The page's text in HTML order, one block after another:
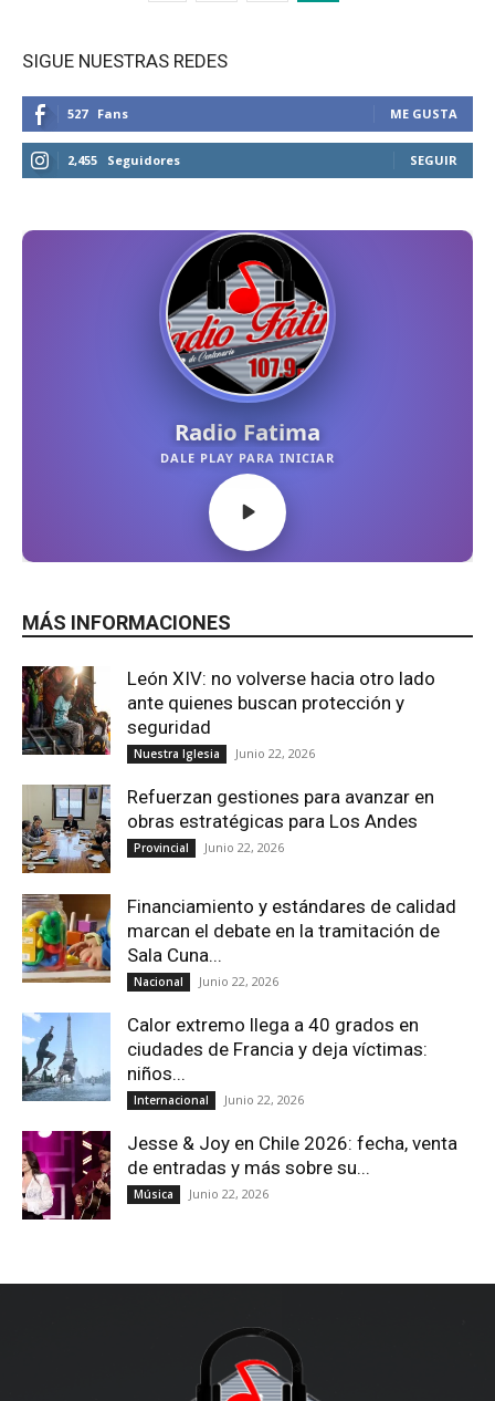
SIGUE NUESTRAS REDES
527 Fans ME GUSTA
2,455 Seguidores SEGUIR
MÁS INFORMACIONES
León XIV: no volverse hacia otro lado
ante quienes buscan protección y
seguridad
Nuestra Iglesia Junio 22, 2026
Refuerzan gestiones para avanzar en
obras estratégicas para Los Andes
Provincial Junio 22, 2026
Financiamiento y estándares de calidad
marcan el debate en la tramitación de
Sala Cuna...
Nacional Junio 22, 2026
Calor extremo llega a 40 grados en
ciudades de Francia y deja víctimas:
niños...
Internacional Junio 22, 2026
Jesse & Joy en Chile 2026: fecha, venta
de entradas y más sobre su...
Música Junio 22, 2026